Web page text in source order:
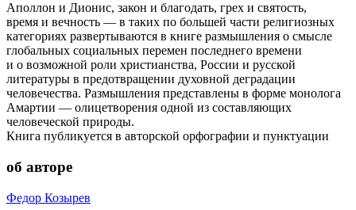
Аполлон и Дионис, закон и благодать, грех и святость,
время и вечность — в таких по большей части религиозных
категориях развертываются в книге размышления о смысле
глобальных социальных перемен последнего времени
и о возможной роли христианства, России и русской
литературы в предотвращении духовной деградации
человечества. Размышления представлены в форме монолога
Амартии — олицетворения одной из составляющих
человеческой природы.
Книга публикуется в авторской орфографии и пунктуации
об авторе
Федор Козырев